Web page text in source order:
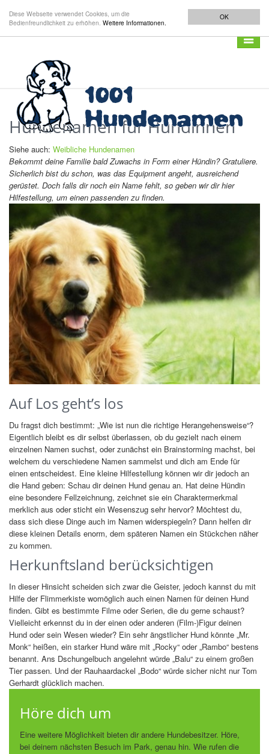
OK
Diese Webseite verwendet Cookies, um die
Bedienfreundlichkeit zu erhöhen. Weitere Informationen.
Hundenamen für Hündinnen
Siehe auch: Weibliche Hundenamen
Bekommt deine Familie bald Zuwachs in Form einer Hündin? Gratuliere.
Sicherlich bist du schon, was das Equipment angeht, ausreichend
gerüstet. Doch falls dir noch ein Name fehlt, so geben wir dir hier
Hilfestellung, um einen passenden zu finden.
Auf Los geht’s los
Du fragst dich bestimmt: „Wie ist nun die richtige Herangehensweise“?
Eigentlich bleibt es dir selbst überlassen, ob du gezielt nach einem
einzelnen Namen suchst, oder zunächst ein Brainstorming machst, bei
welchem du verschiedene Namen sammelst und dich am Ende für
einen entscheidest. Eine kleine Hilfestellung können wir dir jedoch an
die Hand geben: Schau dir deinen Hund genau an. Hat deine Hündin
eine besondere Fellzeichnung, zeichnet sie ein Charaktermerkmal
merklich aus oder sticht ein Wesenszug sehr hervor? Möchtest du,
dass sich diese Dinge auch im Namen widerspiegeln? Dann helfen dir
diese kleinen Details enorm, dem späteren Namen ein Stückchen näher
zu kommen.
Herkunftsland berücksichtigen
In dieser Hinsicht scheiden sich zwar die Geister, jedoch kannst du mit
Hilfe der Flimmerkiste womöglich auch einen Namen für deinen Hund
finden. Gibt es bestimmte Filme oder Serien, die du gerne schaust?
Vielleicht erkennst du in der einen oder anderen (Film-)Figur deinen
Hund oder sein Wesen wieder? Ein sehr ängstlicher Hund könnte „Mr.
Monk“ heißen, ein starker Hund wäre mit „Rocky“ oder „Rambo“ bestens
benannt. Ans Dschungelbuch angelehnt würde „Balu“ zu einem großen
Tier passen. Und der Rauhaardackel „Bodo“ würde sicher nicht nur Tom
Gerhardt glücklich machen.
Höre dich um
Eine weitere Möglichkeit bieten dir andere Hundebesitzer. Höre,
bei deinem nächsten Besuch im Park, genau hin. Wie rufen die